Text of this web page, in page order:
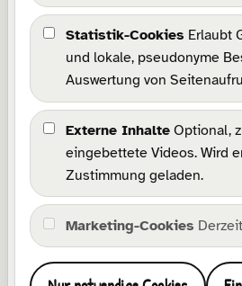
Datenschutz
Barrierefreiheit
Wissensbasis
Cookie-Richtlinie
Cookie-Einstellungen
Kommunikation
Kontakt
FacebookInstagramPinterestTikTokYouTube
Etsy
Statistik-Cookies Erlaubt
und lokale, pseudonyme
Auswertung von
Externe Inhalte Optional,
eingebettete Videos. Wird
Zustimmung geladen.
Marketing-Cookies